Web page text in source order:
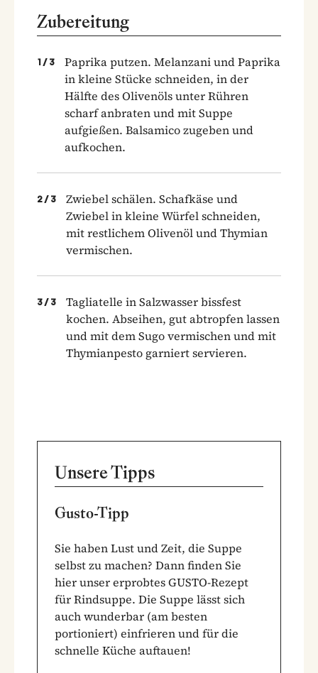
Zubereitung
1 / 3
Paprika putzen. Melanzani und Paprika
in kleine Stücke schneiden, in der
Hälfte des Olivenöls unter Rühren
scharf anbraten und mit Suppe
aufgießen. Balsamico zugeben und
aufkochen.
2/ 3
Zwiebel schälen. Schafkäse und
Zwiebel in kleine Würfel schneiden,
mit restlichem Olivenöl und Thymian
vermischen.
3/ 3
Tagliatelle in Salzwasser bissfest
kochen. Abseihen, gut abtropfen lassen
und mit dem Sugo vermischen und mit
Thymianpesto garniert servieren.
Unsere Tipps
Gusto-Tipp
Sie haben Lust und Zeit, die Suppe
selbst zu machen? Dann finden Sie
hier unsererprobtes GUSTO-Rezept
für Rindsuppe. Die Suppe lässt sich
auch wunderbar (am besten
portioniert) einfrieren und für die
schnelle Küche auftauen!